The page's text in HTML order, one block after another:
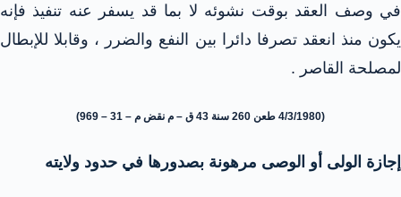
في وصف العقد بوقت نشوئه لا بما قد يسفر عنه تنفيذ فإنه
يكون منذ انعقد تصرفا دائرا بين النفع والضرر ، وقابلا للإبطال
لمصلحة القاصر .
(4/3/1980 طعن 260 سنة 43 ق – م نقض م – 31 – 969)
إجازة الولى أو الوصى مرهونة بصدورها في حدود ولايته